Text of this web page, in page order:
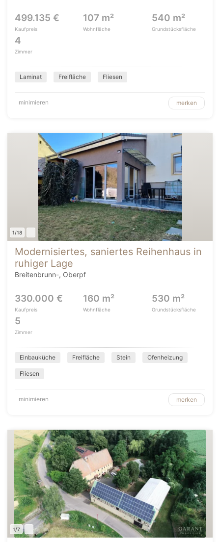
499.135 €
Kaufpreis
107 m²
Wohnfläche
540 m²
Grundstücksfläche
4
Zimmer
Laminat Freifläche Fliesen
minimieren merken
1/18
Modernisiertes, saniertes Reihenhaus in
ruhiger Lage
Breitenbrunn-, Oberpf
330.000 €
Kaufpreis
160 m²
Wohnfläche
530 m²
Grundstücksfläche
5
Zimmer
Einbauküche Freifläche Stein Ofenheizung
Fliesen
minimieren merken
1/7